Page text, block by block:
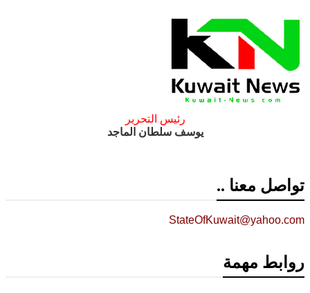
رئيس التحرير
يوسف سلطان الماجد
تواصل معنا ..
StateOfKuwait@yahoo.com
روابط مهمة